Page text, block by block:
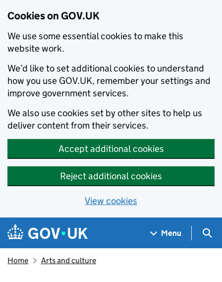
Cookies on GOV.UK
We use some essential cookies to make this
website work.
We’d like to set additional cookies to understand
how you use GOV.UK, remember your settings and
improve government services.
We also use cookies set by other sites to help us
deliver content from their services.
Accept additional cookies
Reject additional cookies
View cookies
Skip to main content
Navigation menu
Menu
Home Arts and culture